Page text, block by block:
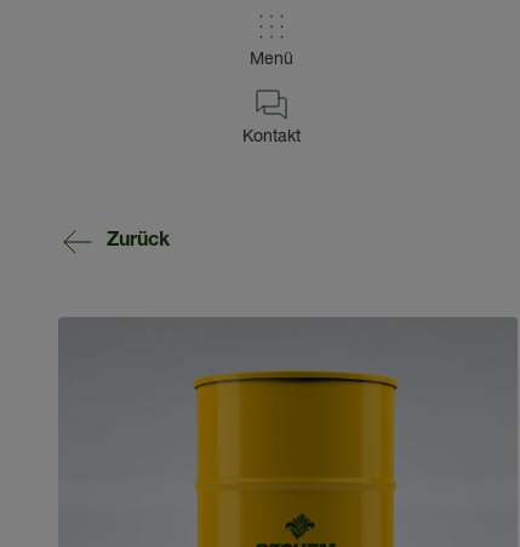
Menü
Kontakt
Zurück